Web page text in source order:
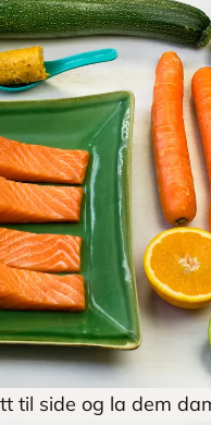
til side og la dem